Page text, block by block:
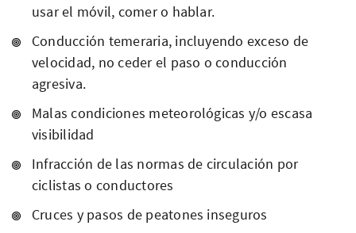
usar el móvil, comer o hablar.
Conducción temeraria, incluyendo exceso de
velocidad, no ceder el paso o conducción
agresiva.
Malas condiciones meteorológicas y/o escasa
visibilidad
Infracción de las normas de circulación por
ciclistas o conductores
Cruces y pasos de peatones inseguros